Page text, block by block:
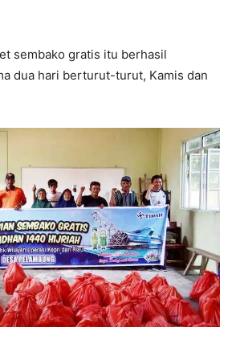
sembako gratis itu berhasil
dua hari berturut-turut, Kamis dan